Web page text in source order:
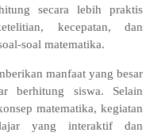
secara lebih praktis
kecepatan, dan
soal matematika.
manfaat yang besar
berhitung siswa. Selain
matematika, kegiatan
yang interaktif dan